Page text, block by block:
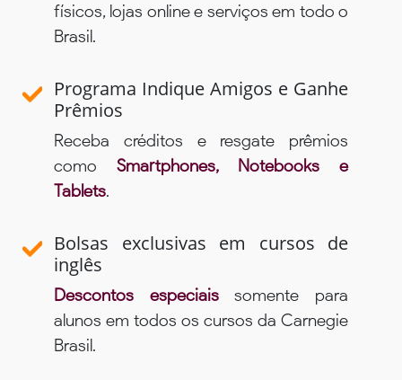
físicos, lojas online e serviços em todo o
Brasil.
Programa Indique Amigos e Ganhe
Prêmios
Receba créditos e resgate prêmios
como Smartphones, Notebooks e
Tablets.
Bolsas exclusivas em cursos de
inglês
Descontos especiaissomente para
alunos em todos os cursos da Carnegie
Brasil.